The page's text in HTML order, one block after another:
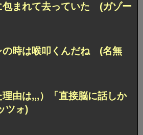
包まれて去っていた (ガゾー
の時は喉叩くんだね (名無
理由は,,,）「直接脳に話しか
ツォ)